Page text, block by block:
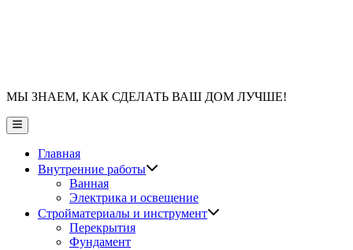
МЫ ЗНАЕМ, КАК СДЕЛАТЬ ВАШ ДОМ ЛУЧШЕ!
Главное
меню
Главная
Внутренние работы
Ванная
Электрика и освещение
Стройматериалы и инструмент
Перекрытия
Фундамент